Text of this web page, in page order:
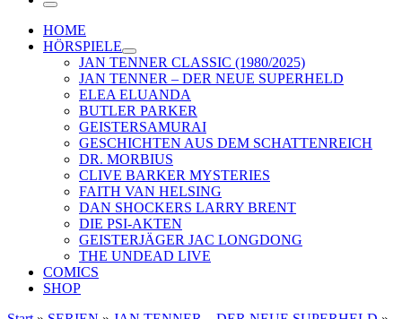
Menü
HOME
HÖRSPIELE
JAN TENNER CLASSIC (1980/2025)
JAN TENNER – DER NEUE SUPERHELD
ELEA ELUANDA
BUTLER PARKER
GEISTERSAMURAI
GESCHICHTEN AUS DEM SCHATTENREICH
DR. MORBIUS
CLIVE BARKER MYSTERIES
FAITH VAN HELSING
DAN SHOCKERS LARRY BRENT
DIE PSI-AKTEN
GEISTERJÄGER JAC LONGDONG
THE UNDEAD LIVE
COMICS
SHOP